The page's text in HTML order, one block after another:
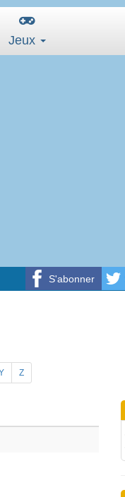
Jeux
S'abonner
Z